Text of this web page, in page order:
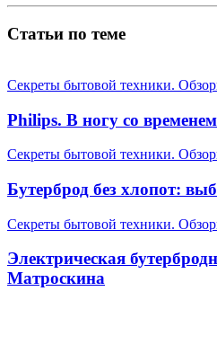
Статьи по теме
Секреты бытовой техники.
Philips. В ногу со временем
Секреты бытовой техники.
Бутерброд без хлопот:
Секреты бытовой техники.
Электрическая
Матроскина